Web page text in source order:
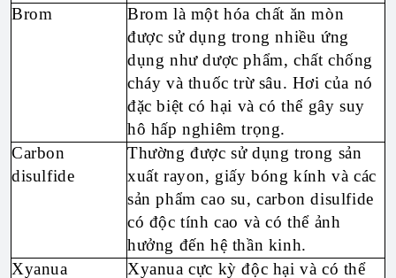
Brom
Brom là một hóa chất ăn mòn
được sử dụng trong nhiều ứng
dụng như dược phẩm, chất chống
cháy và thuốc trừ sâu. Hơi của nó
đặc biệt có hại và có thể gây suy
hô hấp nghiêm trọng.
Carbon
disulfide
Thường được sử dụng trong sản
xuất rayon, giấy bóng kính và các
sản phẩm cao su, carbon disulfide
có độc tính cao và có thể ảnh
hưởng đến hệ thần kinh.
Xyanua
Xyanua cực kỳ độc hại và có thể